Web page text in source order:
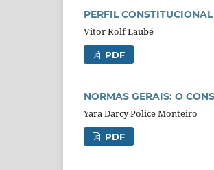
PERFIL
Vitor Rolf Laubé
PDF
NORMAS GERAIS: O
Yara Darcy Police Monteiro
PDF